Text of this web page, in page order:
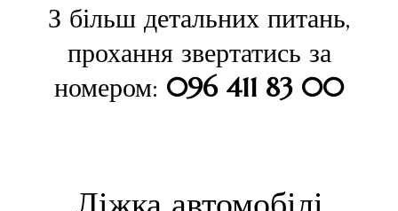
З більш детальних питань,
прохання звертатись за
номером: 096 411 83 00